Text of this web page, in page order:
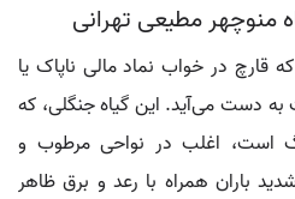
منوچهر مطیعی تهرانی
قارچ در خواب نماد مالی ناپاک یا
به دست می‌آید. این گیاه جنگلی، که
است، اغلب در نواحی مرطوب و
باران همراه با رعد و برق ظاهر